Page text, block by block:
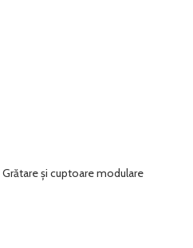
Grătare și cuptoare modulare